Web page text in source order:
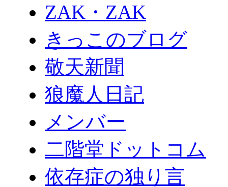
ZAK・ZAK
きっこのブログ
敬天新聞
狼魔人日記
メンバー
二階堂ドットコム
依存症の独り言